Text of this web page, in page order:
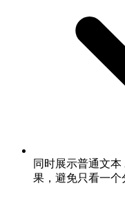
同时展示普通文
果，避免只看一